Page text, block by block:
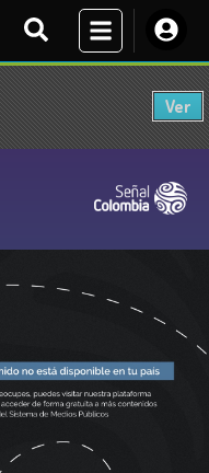
Ver